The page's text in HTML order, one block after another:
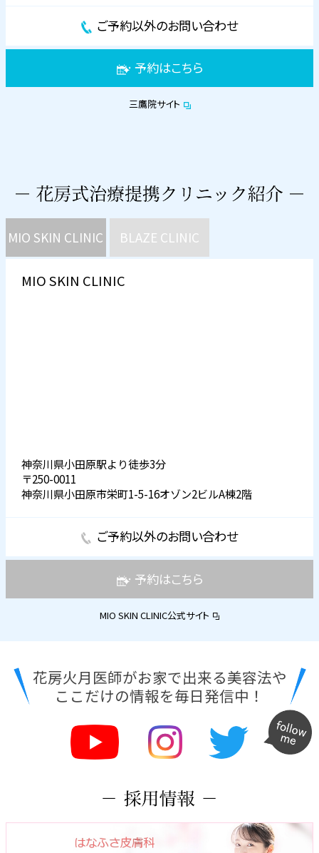
ご予約以外のお問い合わせ
予約はこちら
三鷹院サイト
MIO SKIN CLINIC BLAZE CLINIC
MIO SKIN CLINIC
神奈川県小田原駅より徒歩3分
〒250-0011
神奈川県小田原市栄町1-5-16オゾン2ビルA棟2階
ご予約以外のお問い合わせ
予約はこちら
MIO SKIN CLINIC公式サイト
花房火月医師がお家で出来る美容法や
ここだけの情報を毎日発信中！